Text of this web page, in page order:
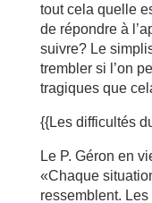
tout cela quelle
de répondre à
suivre? Le
trembler si l’on
tragiques que
{{Les difficultés
Le P. Géron en
«Chaque
ressemblent.